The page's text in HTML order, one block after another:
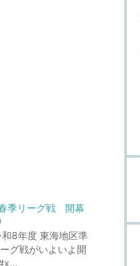
春季リーグ戦 開幕
8年度 東海地区準
グ戦がいよいよ開